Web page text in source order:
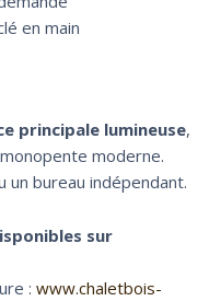
en main
principale lumineuse,
moderne.
un bureau indépendant.
sur
:www.chaletbois-